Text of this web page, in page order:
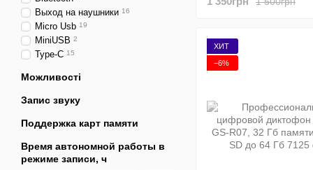
ХИТ
−6%
Выход на наушники 16
Micro Usb 19
MiniUSB 2
Type-C 15
Можливості
Запис звуку
Поддержка карт памяти
Время автономной работы в
режиме записи, ч